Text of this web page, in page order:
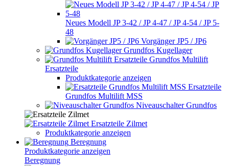
Neues Modell JP 3-42 / JP 4-47 / JP 4-54 / JP 5-
48
Vorgänger JP5 / JP6
Grundfos Kugellager
Grundfos Multilift
Ersatzteile
Produktkategorie anzeigen
Ersatzteile
Grundfos Multilift MSS
Niveauschalter Grundfos
Ersatzteile Zilmet
Produktkategorie anzeigen
Beregnung
Produktkategorie anzeigen
Beregnung